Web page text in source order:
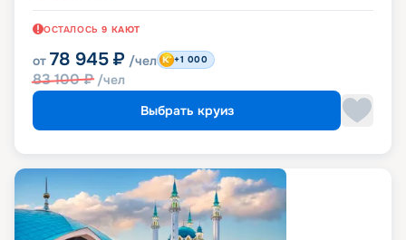
ОСТАЛОСЬ 9 КАЮТ
от 78 945 ₽ /чел
83 100₽ /чел
+1 000
Выбрать круиз